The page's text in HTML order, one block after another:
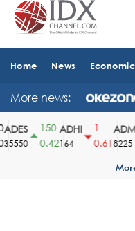
Home News
More news:
150
0.42
ADHI
164
0.61
ADMF
8225